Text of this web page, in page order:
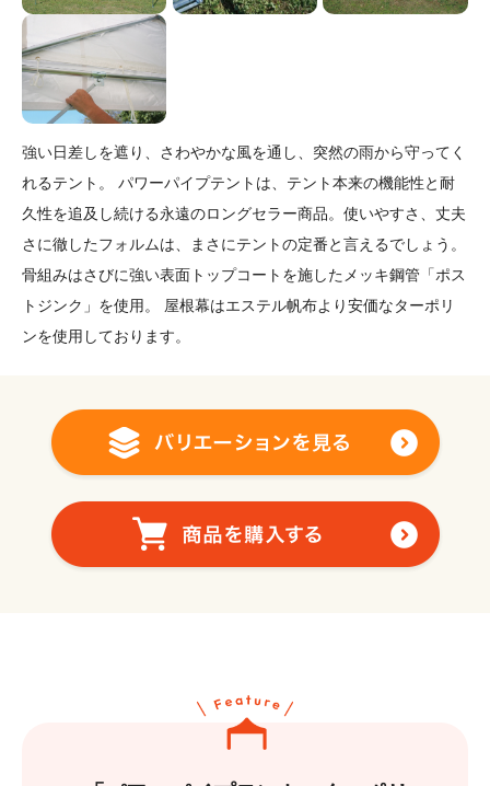
強い日差しを遮り、さわやかな風を通し、突然の雨から守ってく
れるテント。 パワーパイプテントは、テント本来の機能性と耐
久性を追及し続ける永遠のロングセラー商品。使いやすさ、丈夫
さに徹したフォルムは、まさにテントの定番と言えるでしょう。
骨組みはさびに強い表面トップコートを施したメッキ鋼管「ポス
トジンク」を使用。 屋根幕はエステル帆布より安価なターポリ
ンを使用しております。